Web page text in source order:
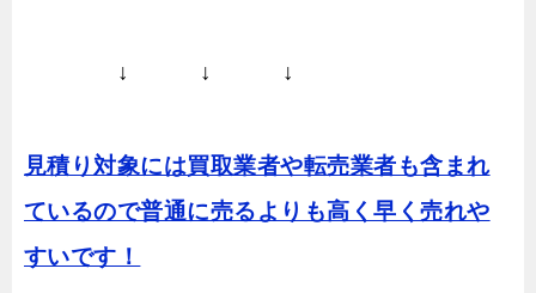
↓ ↓ ↓
見積り対象には買取業者や転売業者も含まれ
ているので普通に売るよりも高く早く売れや
すいです！